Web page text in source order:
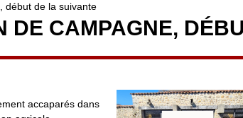
début de la suivante
DE CAMPAGNE,
accaparés dans